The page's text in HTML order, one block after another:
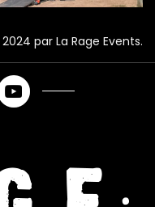
par La Rage Events.